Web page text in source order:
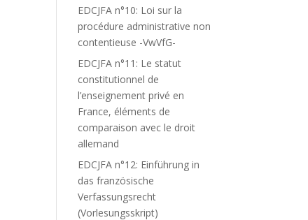
EDCJFA n°10: Loi sur la
procédure administrative non
contentieuse -VwVfG-
EDCJFA n°11: Le statut
constitutionnel de
l’enseignement privé en
France, éléments de
comparaison avec le droit
allemand
EDCJFA n°12: Einführung in
das französische
Verfassungsrecht
(Vorlesungsskript)